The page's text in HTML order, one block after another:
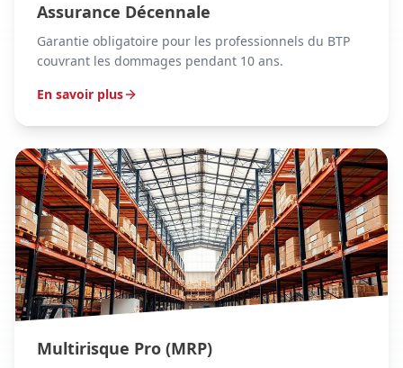
Assurance Décennale
Garantie obligatoire pour les professionnels du BTP
couvrant les dommages pendant 10 ans.
En savoir plus
Multirisque Pro (MRP)